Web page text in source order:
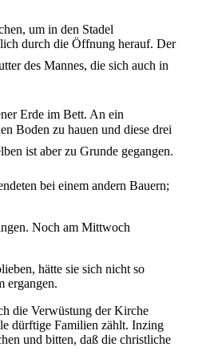
um in den Stadel
durch die Öffnung herauf. Der
des Mannes, die sich auch in
Erde im Bett. An ein
Boden zu hauen und diese drei
ist aber zu Grunde gegangen.
bei einem andern Bauern;
Noch am Mittwoch
hätte sie sich nicht so
ergangen.
die Verwüstung der Kirche
dürftige Familien zählt. Inzing
und bitten, daß die christliche